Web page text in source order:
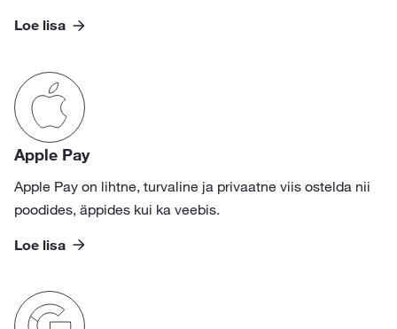
Loe lisa
Apple Pay
Apple Pay on lihtne, turvaline ja privaatne viis ostelda nii
poodides, äppides kui ka veebis.
Loe lisa